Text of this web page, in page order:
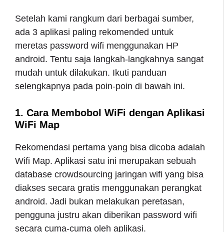
Setelah kami rangkum dari berbagai sumber,
ada 3 aplikasi paling rekomended untuk
meretas password wifi menggunakan HP
android. Tentu saja langkah-langkahnya sangat
mudah untuk dilakukan. Ikuti panduan
selengkapnya pada poin-poin di bawah ini.
1. Cara Membobol WiFi dengan Aplikasi
WiFi Map
Rekomendasi pertama yang bisa dicoba adalah
Wifi Map. Aplikasi satu ini merupakan sebuah
database crowdsourcing jaringan wifi yang bisa
diakses secara gratis menggunakan perangkat
android. Jadi bukan melakukan peretasan,
pengguna justru akan diberikan password wifi
secara cuma-cuma oleh aplikasi.